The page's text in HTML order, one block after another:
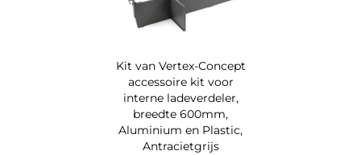
Kit van Vertex-Concept
accessoire kit voor
interne ladeverdeler,
breedte 600mm,
Aluminium en Plastic,
Antracietgrijs